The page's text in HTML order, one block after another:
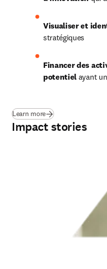
Visualiser et
stratégiques
Financer des
potentiel ayant
Learn more(S’ouvre dans une
Impact stories